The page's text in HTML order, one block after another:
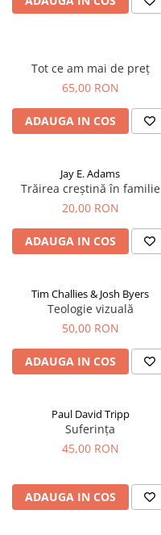
Tot ce am mai de preț
65,00 RON
ADAUGA IN COS
Jay E. Adams
Trăirea creștină în familie
20,00 RON
ADAUGA IN COS
Tim Challies & Josh Byers
Teologie vizuală
50,00 RON
ADAUGA IN COS
Paul David Tripp
Suferința
45,00 RON
ADAUGA IN COS